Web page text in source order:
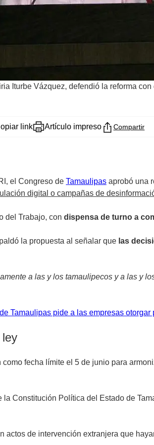
Iturbe Vázquez, defendió la reforma
link Artículo impreso Compartir
el Congreso de Tamaulipas aprobó una
digital o campañas de
del Trabajo, con dispensa de turno a
la propuesta al señalar que las
a las y los tamaulipecos y a las y
Tamaulipas pide a las empresas otorgar
fecha límite el 5 de junio para
la Constitución Política del Estado de
de intervención extranjera que